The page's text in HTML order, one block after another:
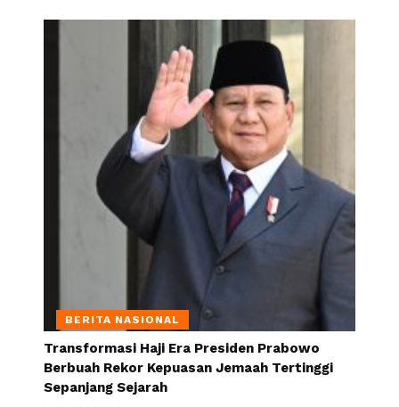
BERITA NASIONAL
Transformasi Haji Era Presiden Prabowo
Berbuah Rekor Kepuasan Jemaah Tertinggi
Sepanjang Sejarah